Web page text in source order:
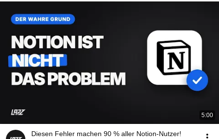
5:00
Diesen Fehler machen 90 % aller Notion-Nutzer!